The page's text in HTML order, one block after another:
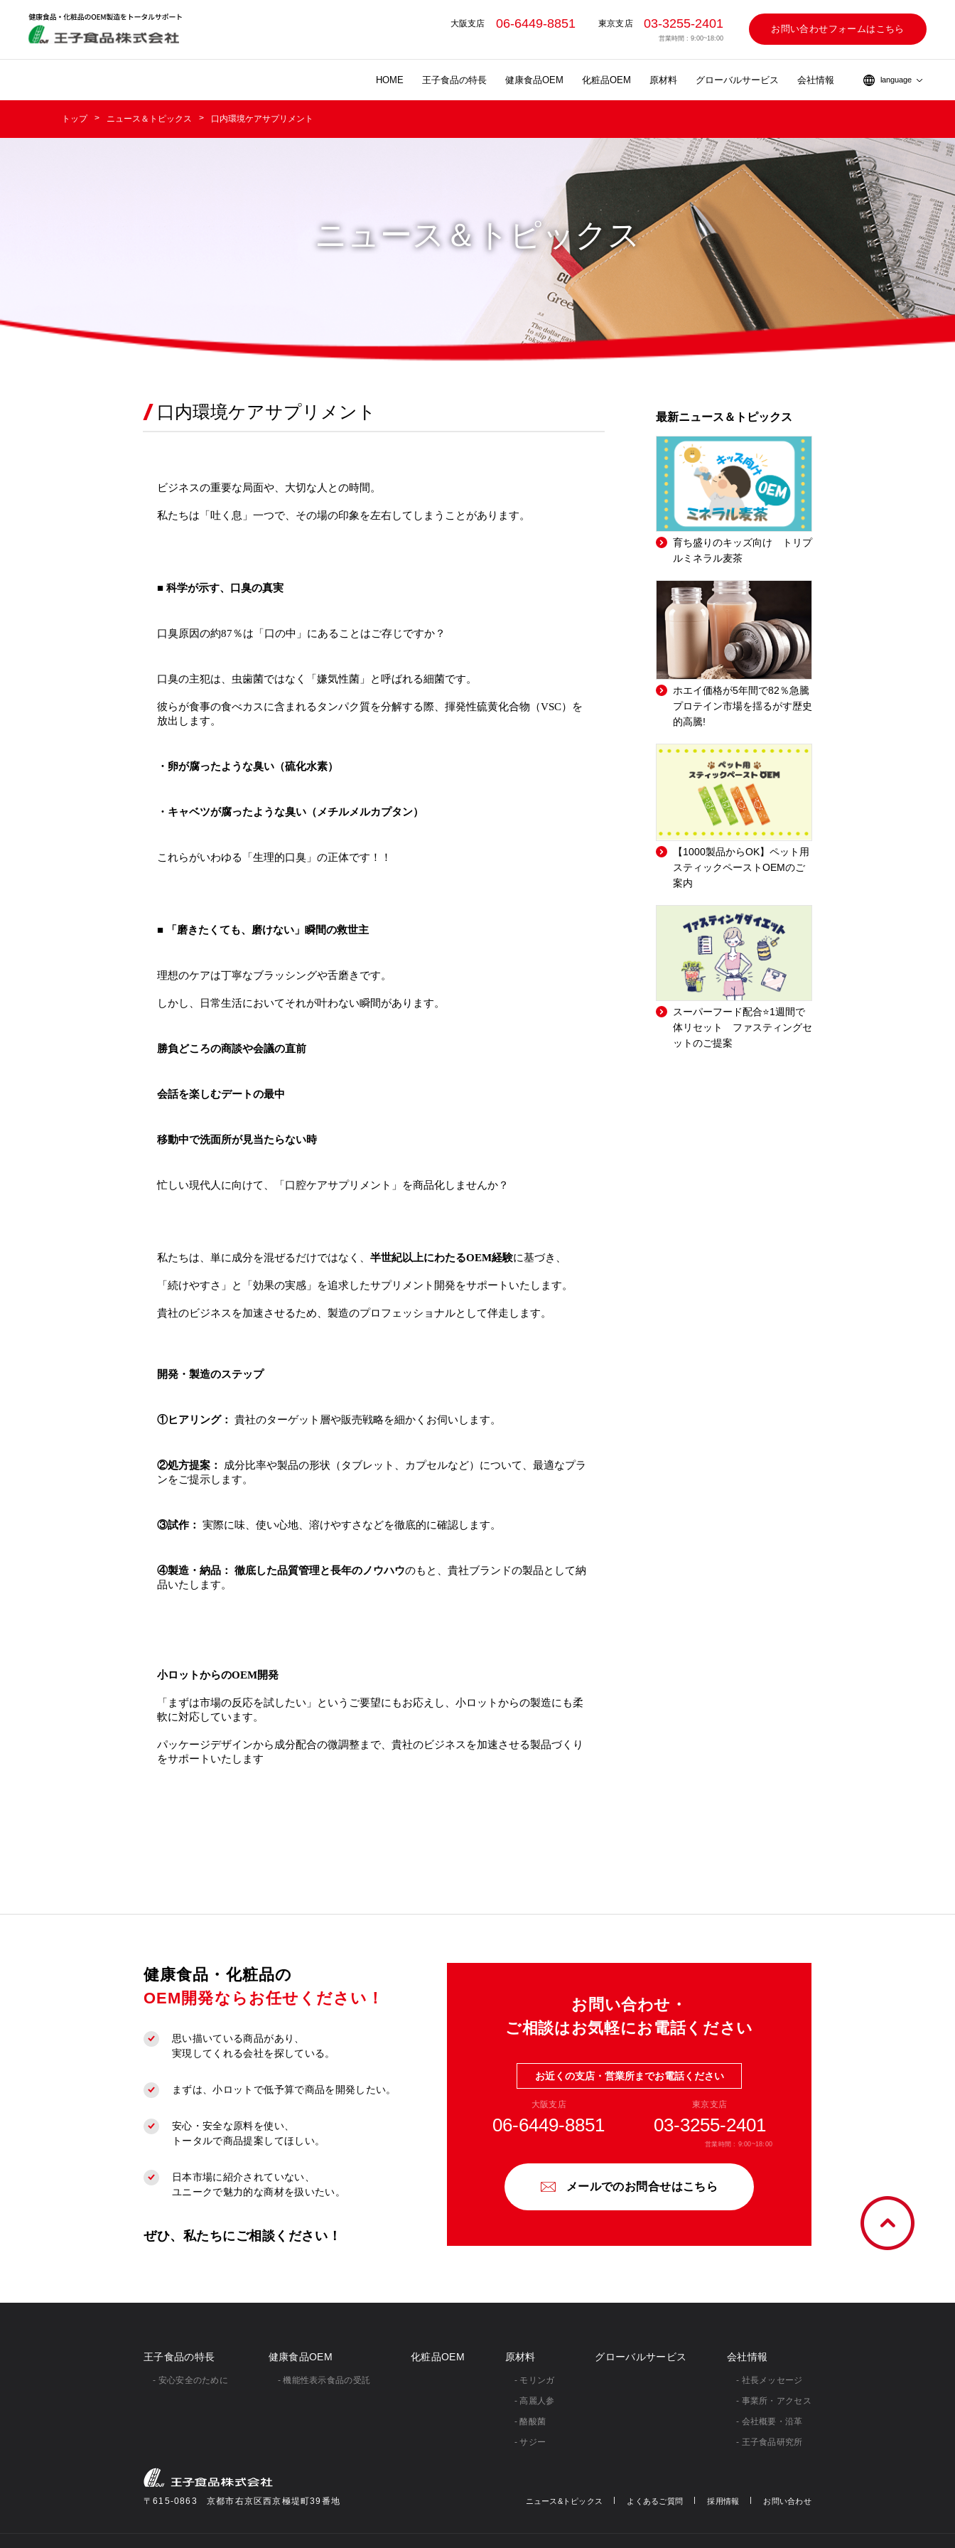
大阪支店 06-6449-8851 東京支店 03-3255-2401
営業時間 : 9:00~18:00
お問い合わせフォームはこちら
HOME 王子食品の特長 健康食品OEM 化粧品OEM 原材料 グローバルサービス 会社情報 language
トップ ニュース＆トピックス 口内環境ケアサプリメント
ニュース＆トピックス
口内環境ケアサプリメント
ビジネスの重要な局面や、大切な人との時間。
私たちは「吐く息」一つで、その場の印象を左右してしまうことがあります。
■ 科学が示す、口臭の真実
口臭原因の約87％は「口の中」にあることはご存じですか？
口臭の主犯は、虫歯菌ではなく「嫌気性菌」と呼ばれる細菌です。
彼らが食事の食べカスに含まれるタンパク質を分解する際、揮発性硫黄化合物（VSC）を
放出します。
・卵が腐ったような臭い（硫化水素）
・キャベツが腐ったような臭い（メチルメルカプタン）
これらがいわゆる「生理的口臭」の正体です！！
■ 「磨きたくても、磨けない」瞬間の救世主
理想のケアは丁寧なブラッシングや舌磨きです。
しかし、日常生活においてそれが叶わない瞬間があります。
勝負どころの商談や会議の直前
会話を楽しむデートの最中
移動中で洗面所が見当たらない時
忙しい現代人に向けて、「口腔ケアサプリメント」を商品化しませんか？
私たちは、単に成分を混ぜるだけではなく、 半世紀以上にわたるOEM経験に基づき、
「続けやすさ」と「効果の実感」を追求したサプリメント開発をサポートいたします。
貴社のビジネスを加速させるため、製造のプロフェッショナルとして伴走します。
開発・製造のステップ
①ヒアリング： 貴社のターゲット層や販売戦略を細かくお伺いします。
②処方提案：
成分比率や製品の形状（タブレット、カプセルなど）について、最適なプラ
ンをご提示します。
③試作： 実際に味、使い心地、溶けやすさなどを徹底的に確認します。
④製造・納品： 徹底した品質管理と長年のノウハウのもと、貴社ブランドの製品として納
品いたします。
小ロットからのOEM開発
「まずは市場の反応を試したい」というご要望にもお応えし、小ロットからの製造にも柔
軟に対応しています。
パッケージデザインから成分配合の微調整まで、貴社のビジネスを加速させる製品づくり
をサポートいたします
最新ニュース＆トピックス
育ち盛りのキッズ向け トリプ
ルミネラル麦茶
ホエイ価格が5年間で82％急騰
プロテイン市場を揺るがす歴史
的高騰!
【1000製品からOK】ペット用
スティックペーストOEMのご
案内
スーパーフード配合⭐1週間で
体リセット ファスティングセ
ットのご提案
健康食品・化粧品の
OEM開発ならお任せください！
思い描いている商品があり、
実現してくれる会社を探している。
まずは、小ロットで低予算で商品を開発したい。
安心・安全な原料を使い、
トータルで商品提案してほしい。
日本市場に紹介されていない、
ユニークで魅力的な商材を扱いたい。
ぜひ、私たちにご相談ください！
お問い合わせ・
ご相談はお気軽にお電話ください
お近くの支店・営業所までお電話ください
大阪支店
06-6449-8851
東京支店
03-3255-2401
営業時間 : 9:00~18:00
メールでのお問合せはこちら
王子食品の特長
- 安心安全のために
健康食品OEM
- 機能性表示食品の受託
化粧品OEM 原材料
- モリンガ
- 高麗人参
- 酪酸菌
- サジー
グローバルサービス 会社情報
- 社⻑メッセージ
- 事業所・アクセス
- 会社概要・沿革
- 王子食品研究所
〒615-0863 京都市右京区西京極堤町39番地 ニュース&トピックス よくあるご質問 採用情報 お問い合わせ